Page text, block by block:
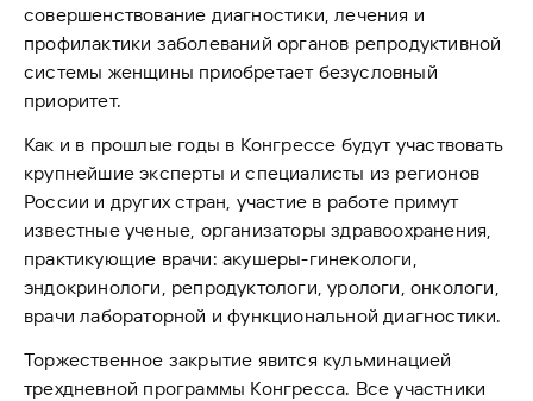
совершенствование диагностики, лечения и
профилактики заболеваний органов репродуктивной
системы женщины приобретает безусловный
приоритет.
Как и в прошлые годы в Конгрессе будут участвовать
крупнейшие эксперты и специалисты из регионов
России и других стран, участие в работе примут
известные ученые, организаторы здравоохранения,
практикующие врачи: акушеры-гинекологи,
эндокринологи, репродуктологи, урологи, онкологи,
врачи лабораторной и функциональной диагностики.
Торжественное закрытие явится кульминацией
трехдневной программы Конгресса. Все участники